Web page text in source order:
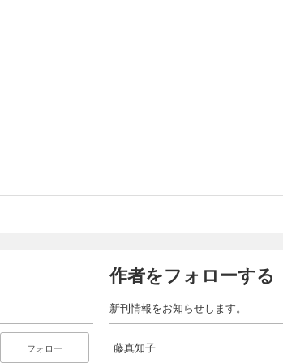
フォロー
作者をフォローする
新刊情報をお知らせします。
藤真知子